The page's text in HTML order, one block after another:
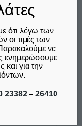
ότι λόγω των
οι τιμές των
να
ενημερώσουμε
και για την
23382 – 26410